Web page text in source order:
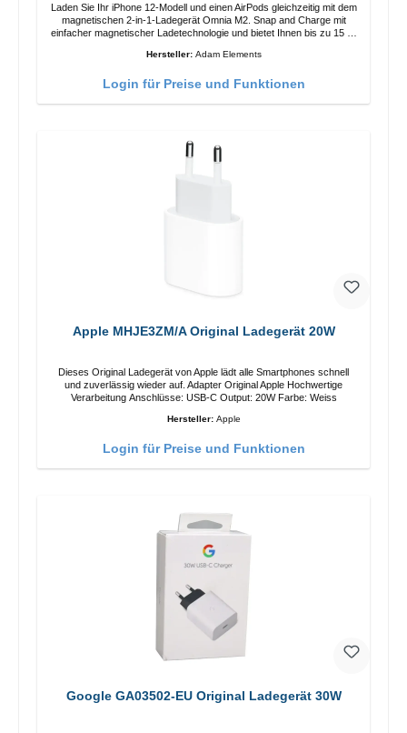
Laden Sie Ihr iPhone 12-Modell und einen AirPods gleichzeitig mit dem
magnetischen 2-in-1-Ladegerät Omnia M2. Snap and Charge mit
einfacher magnetischer Ladetechnologie und bietet Ihnen bis zu 15 W
ermöglicht das Design mit einstellbarem Ladewinkel eine einfache
Funktionen Kabellose Ladeleistung von bis zu 15 W für schnelles
Lade-LED-Anzeige
Hersteller: Adam Elements
Login für Preise und Funktionen
Apple MHJE3ZM/A Original Ladegerät 20W
Dieses Original Ladegerät von Apple lädt alle Smartphones schnell
und zuverlässig wieder auf. Adapter Original Apple Hochwertige
Verarbeitung Anschlüsse: USB-C Output: 20W Farbe: Weiss
Hersteller: Apple
Login für Preise und Funktionen
Google GA03502-EU Original Ladegerät 30W